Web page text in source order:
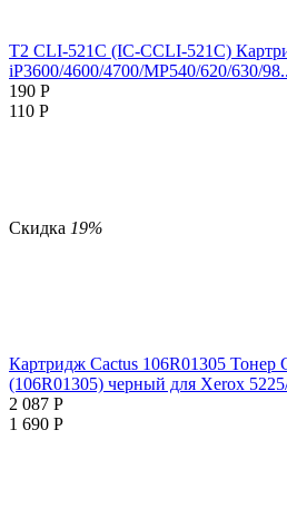
T2 CLI-521C (IC-CCLI-521C)
iP3600/4600/4700/MP540/620/630/
190 Р
110 Р
Скидка 19%
Картридж Cactus 106R01305 Тонер
(106R01305) черный для Xerox
2 087 Р
1 690 Р